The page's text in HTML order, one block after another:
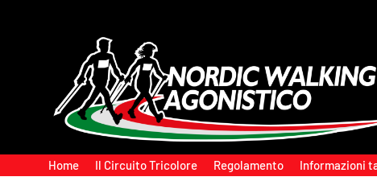
Home Il Circuito Tricolore Regolamento Informazioni